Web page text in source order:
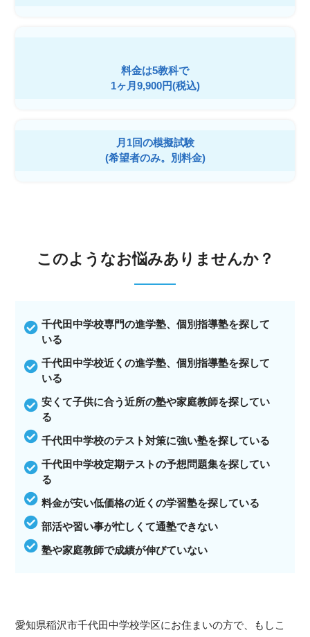
料金は5教科で
1ヶ月9,900円(税込)
月1回の模擬試験
(希望者のみ。別料金)
このようなお悩みありませんか？
千代田中学校専門の進学塾、個別指導塾を探して
いる
千代田中学校近くの進学塾、個別指導塾を探して
いる
安くて子供に合う近所の塾や家庭教師を探してい
る
千代田中学校のテスト対策に強い塾を探している
千代田中学校定期テストの予想問題集を探してい
る
料金が安い低価格の近くの学習塾を探している
部活や習い事が忙しくて通塾できない
塾や家庭教師で成績が伸びていない
愛知県稲沢市千代田中学校学区にお住まいの方で、もしこ